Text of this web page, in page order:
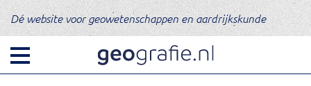
Dé website voor geowetenschappen en aardrijkskunde